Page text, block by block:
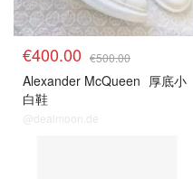
€400.00 €500.00
Alexander McQueen 厚底小
白鞋
@dealmoon.de